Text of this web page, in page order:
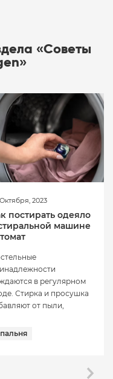
«Советы
2023
постирать одеяло
машине
в регулярном
Стирка и просушка
от пыли,